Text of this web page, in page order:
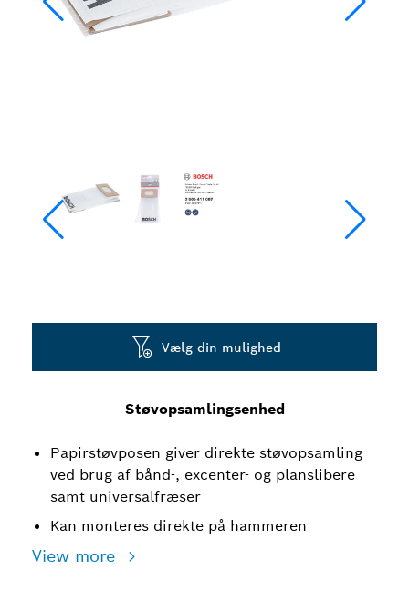
Støvopsamlingsenhed
Papirstøvposen giver direkte støvopsamling
ved brug af bånd-, excenter- og planslibere
samt universalfræser
Kan monteres direkte på hammeren
View more
Vælg din mulighed